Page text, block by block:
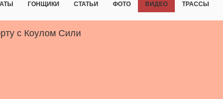
ГОНЩИКИ СТАТЬИ ФОТО ВИДЕО ТРАССЫ
с Коулом Сили